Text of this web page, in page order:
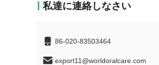
私達に連絡しなさい
86-020-83503464
export11@worldoralcare.com